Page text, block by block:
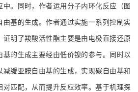
中。同时，作者运用分子内环化反应（图
由基的生成。作者通过实施一系列控制实
证明了羧酸活性酯主要是由电极直接还原
基的生成主要经由低价镍的参与。同时以
缓亚胺自由基的生成，实现碳自由基和
对匹配，从而提升反应效率。基于机理探